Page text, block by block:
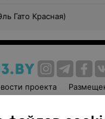
Гато Красная)
проекта